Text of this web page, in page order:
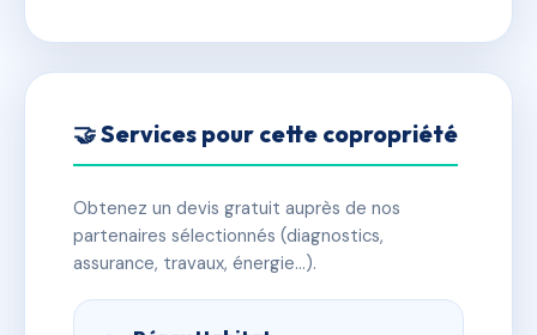
🤝 Services pour cette copropriété
Obtenez un devis gratuit auprès de nos
partenaires sélectionnés (diagnostics,
assurance, travaux, énergie…).